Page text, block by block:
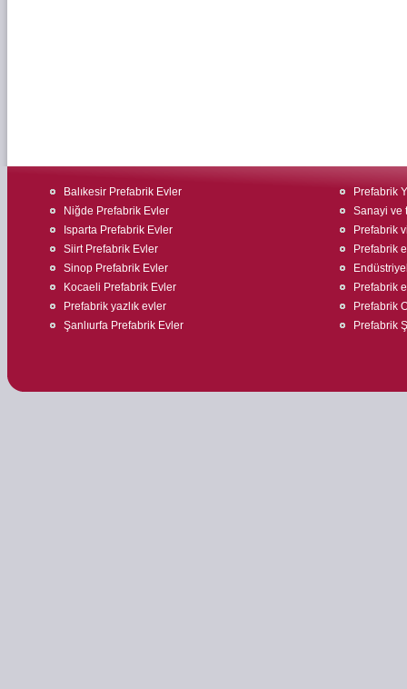
Balıkesir Prefabrik Evler
Niğde Prefabrik Evler
Isparta Prefabrik Evler
Siirt Prefabrik Evler
Sinop Prefabrik Evler
Kocaeli Prefabrik Evler
Prefabrik yazlık evler
Şanlıurfa Prefabrik Evler
Prefabrik
Sanayi ve
Prefabrik
Prefabrik
Prefabrik
Prefabrik
Prefabrik